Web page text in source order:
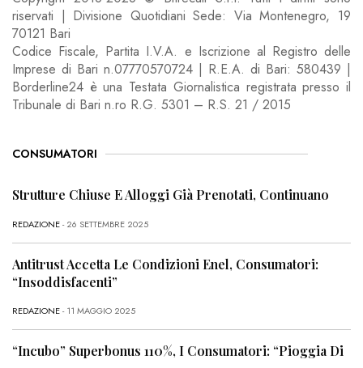
riservati | Divisione Quotidiani Sede: Via Montenegro, 19
70121 Bari
Codice Fiscale, Partita I.V.A. e Iscrizione al Registro delle
Imprese di Bari n.07770570724 | R.E.A. di Bari: 580439 |
Borderline24 è una Testata Giornalistica registrata presso il
Tribunale di Bari n.ro R.G. 5301 – R.S. 21 / 2015
CONSUMATORI
Strutture Chiuse E Alloggi Già Prenotati, Continuano
REDAZIONE- 26 SETTEMBRE 2025
Antitrust Accetta Le Condizioni Enel, Consumatori:
“Insoddisfacenti”
REDAZIONE- 11 MAGGIO 2025
“Incubo” Superbonus 110%, I Consumatori: “Pioggia Di